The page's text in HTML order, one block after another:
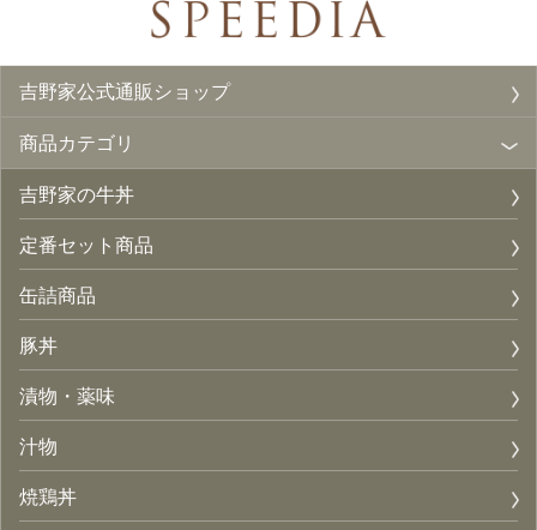
吉野家公式通販ショップ
商品カテゴリ
吉野家の牛丼
定番セット商品
缶詰商品
豚丼
漬物・薬味
汁物
焼鶏丼